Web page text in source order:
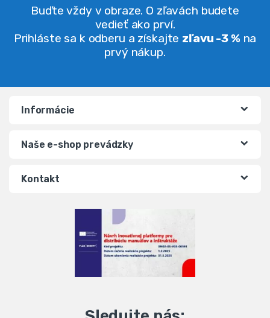
Buďte vždy v obraze. O zľavách budete
vedieť ako prví.
Prihláste sa k odberu a získajte zľavu -3 % na
prvý nákup.
Informácie
Naše e-shop prevádzky
Kontakt